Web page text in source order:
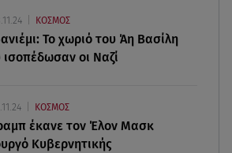
να πεις ναι σε έναν
ΚΟΣΜΟΣ
Το χωριό του Άη Βασίλη
οι Ναζί
ΚΟΣΜΟΣ
έκανε τον Έλον Μασκ
Κυβερνητικής